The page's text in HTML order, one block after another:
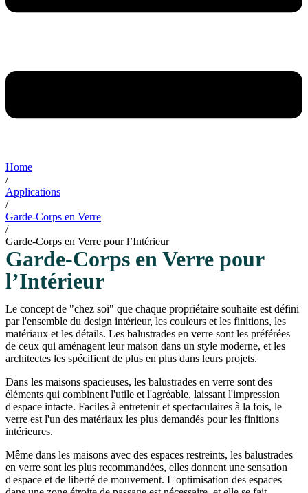
Home
/
Applications
/
Garde-Corps en Verre
/
Garde-Corps en Verre pour l’Intérieur
Garde-Corps en Verre pour
l’Intérieur
Le concept de "chez soi" que chaque propriétaire souhaite est défini
par l'ensemble du design intérieur, les couleurs et les finitions, les
matériaux et les détails. Les balustrades en verre sont les préférées
de ceux qui aménagent leur maison dans un style moderne, et les
architectes les spécifient de plus en plus dans leurs projets.
Dans les maisons spacieuses, les balustrades en verre sont des
éléments qui combinent l'utile et l'agréable, laissant l'impression
d'espace intacte. Faciles à entretenir et spectaculaires à la fois, le
verre est l'un des matériaux les plus demandés pour les finitions
intérieures.
Même dans les maisons avec des espaces restreints, les balustrades
en verre sont les plus recommandées, elles donnent une sensation
d'espace et de liberté de mouvement. L'optimisation des espaces